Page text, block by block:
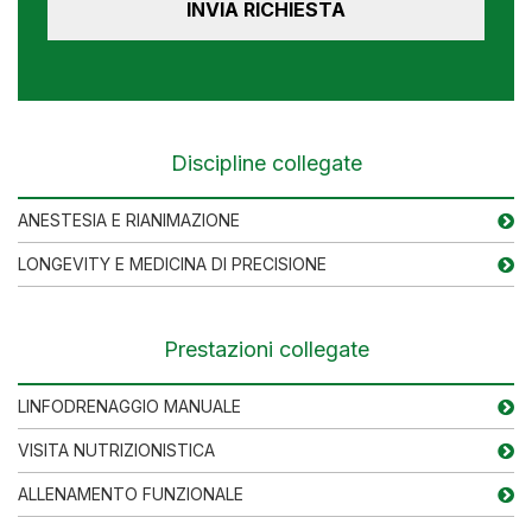
Discipline collegate
ANESTESIA E RIANIMAZIONE
LONGEVITY E MEDICINA DI PRECISIONE
Prestazioni collegate
LINFODRENAGGIO MANUALE
VISITA NUTRIZIONISTICA
ALLENAMENTO FUNZIONALE